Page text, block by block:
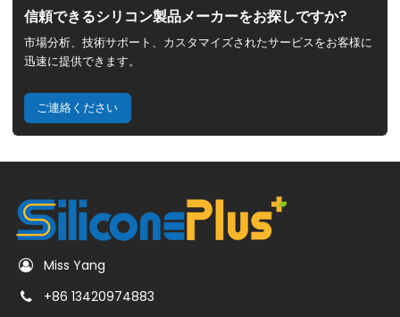
信頼できるシリコン製品メーカーをお探しですか?
市場分析、技術サポート、カスタマイズされたサービスをお客様に
迅速に提供できます。
ご連絡ください
Miss Yang
+86 13420974883